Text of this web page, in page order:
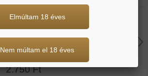
Füstölt paprika spanyol
250 g
2.750 Ft
Elmúltam 18 éves
Nem múltam el 18 éves